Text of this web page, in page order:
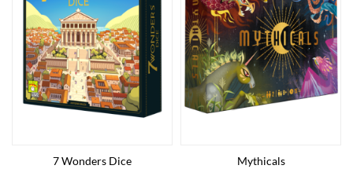
7 Wonders Dice Mythicals